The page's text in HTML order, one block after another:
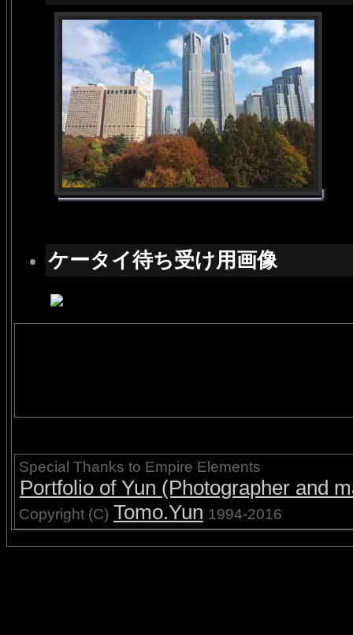
ケータイ待ち受け用画像
Special Thanks to Empire Elements
Portfolio of Yun (Photographer and
Copyright (C) Tomo.Yun 1994-2016